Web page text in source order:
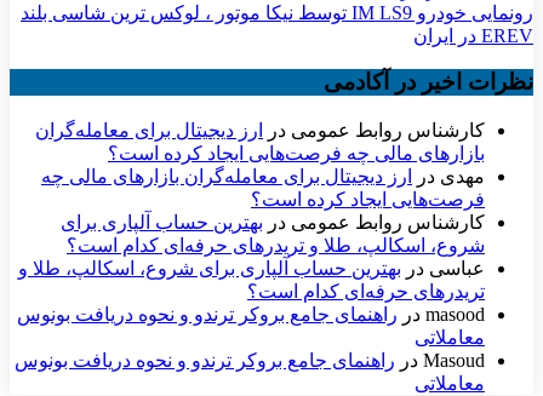
رونمایی خودرو IM LS9 توسط نیکا موتور ، لوکس ترین شاسی بلند
EREV در ایران
نظرات اخیر در آکادمی
کارشناس روابط عمومی در
ارز دیجیتال برای معامله‌گران
بازارهای مالی چه فرصت‌هایی ایجاد کرده است؟
مهدی در
ارز دیجیتال برای معامله‌گران بازارهای مالی چه
فرصت‌هایی ایجاد کرده است؟
کارشناس روابط عمومی در بهترین حساب آلپاری برای
شروع، اسکالپ، طلا و تریدرهای حرفه‌ای کدام است؟
عباسی در بهترین حساب آلپاری برای شروع، اسکالپ، طلا و
تریدرهای حرفه‌ای کدام است؟
masood در راهنمای جامع بروکر ترندو و نحوه دریافت بونوس
معاملاتی
Masoud در راهنمای جامع بروکر ترندو و نحوه دریافت بونوس
معاملاتی